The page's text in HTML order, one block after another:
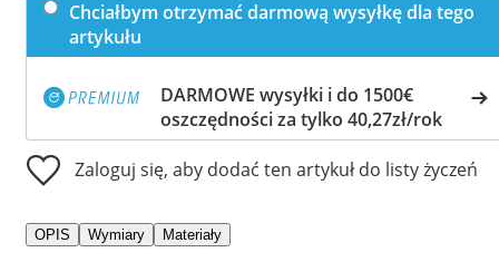
Chciałbym otrzymać darmową wysyłkę dla tego
artykułu
DARMOWE wysyłki i do 1500€
oszczędności za tylko 40,27zł/rok
Zaloguj się, aby dodać ten artykuł do listy życzeń
OPIS Wymiary Materiały